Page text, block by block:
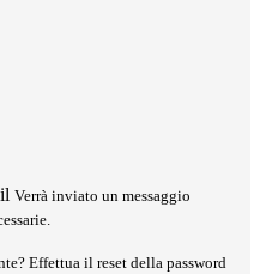
Verrà inviato un messaggio
Effettua il reset della password